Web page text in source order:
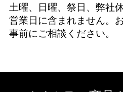
土曜、日曜、祭日、弊社
営業日に含まれません。
事前にご相談ください。